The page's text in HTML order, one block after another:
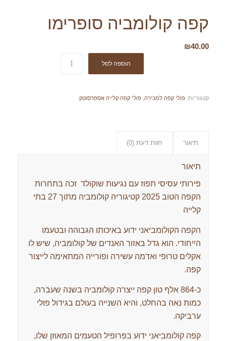
קפה קולומביה סופרימו
₪40.00
הוספה לסל
קטגוריות: פולי קפה למכירה, פולי קפה קלייה אספרסוטק
תיאור חוות דעת (0)
תיאור
פירותי עסיסי תפוז עם נגיעות שוקולד זכה בתחרות
הקפה הטוב 2025 קטיגוריה קולומביה מתוך 27 בתי
קלייה
הקפה הקולומביאני ידוע באיכותו הגבוהה ובטעמו
הייחודי. הוא גדל באזור האנדים של קולומביה, שיש לו
אקלים טרופי ואדמה עשירה ופורייה המתאימה לייצור
קפה.
כ-864 אלף טון קפה ייצרה קולומביה בשנה שעברה,
כמות נאה בהחלט, והיא השנייה בעולם בגידול פולי
ערביקה.
קפה קולומביאני ידוע בפרופיל הטעמים המאוזן שלו,